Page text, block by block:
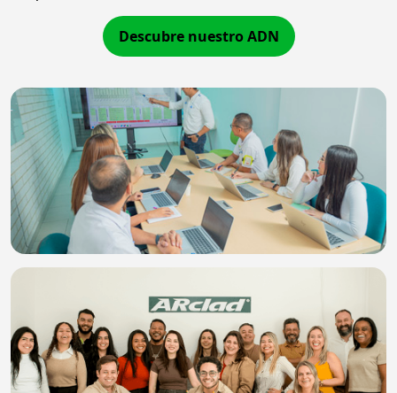
Descubre nuestro ADN